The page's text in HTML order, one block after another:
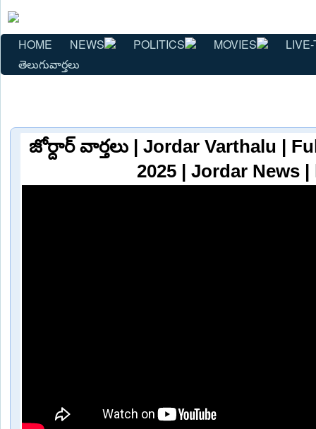
HOME NEWS POLITICS MOVIES
తెలుగువార్తలు
జోర్దార్ వార్తలు | Jordar Varthalu |
2025 | Jordar News